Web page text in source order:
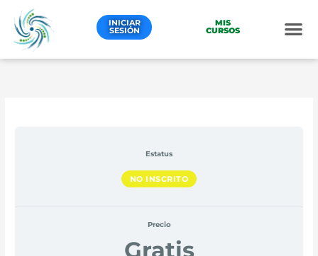
contenido
INICIAR
SESIÓN
MIS
CURSOS
Estatus
NO INSCRITO
Precio
Gratis